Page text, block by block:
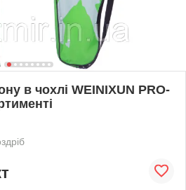
в чохлі WEINIXUN PRO-